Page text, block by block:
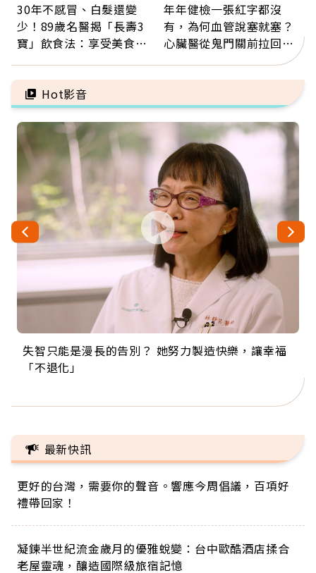
30年不感冒、白髮還變
少！89歲名醫揭「長壽3
寶」飲食法：享受美食不
年年健檢一張紅字都沒
有，為何血管說塞就塞？
心臟醫從鬼門關前拉回病
人：會不會心梗要看對數
字
Hot影音
失智只能是漫長的告別？ 她努力製造快樂，讓幸福
「不退化」
來自剛果的巧克力神父 為台灣奉獻36年 「台灣是我
的家，我連作夢都講台語！」
63歲卸矽谷副總、搬回台灣找快樂！「蛋黃哥小
丑」走進安養院，逗樂上萬爺奶：退休後才開始真
104歲打破金氏世界紀錄 成為全球最年長羽球選
手，分享長壽的秘密原來是「這個」
事業巔峰他選擇追夢…黑手阿伯拉小提琴還登上小
巨蛋！連CNN都大讚！
最新快訊
更好的台灣，需要你的聲音。響應今周倡議，百項好
禮帶回家！
凝鍊半世紀流金歲月的優雅蛻變：台中歐酷酒店揉合
老屋靈魂，釀造國際級旅宿記憶